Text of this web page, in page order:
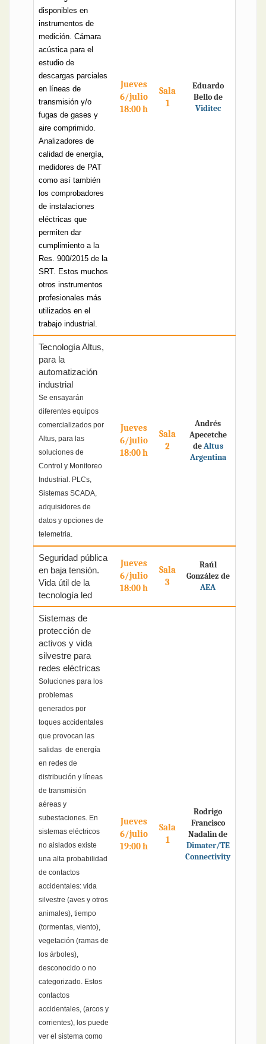
disponibles en
instrumentos de
medición. Cámara
acústica para el
estudio de
descargas parciales
en líneas de
transmisión y/o
fugas de gases y
aire comprimido.
Analizadores de
calidad de energía,
medidores de PAT
como así también
los comprobadores
de instalaciones
eléctricas que
permiten dar
cumplimiento a la
Res. 900/2015 de la
SRT. Estos muchos
otros instrumentos
profesionales más
utilizados en el
trabajo industrial.
Jueves
6/julio
18:00 h
Sala
1
Eduardo
Bello de
Viditec
Tecnología Altus,
para la
automatización
industrial
Se ensayarán
diferentes equipos
comercializados por
Altus, para las
soluciones de
Control y Monitoreo
Industrial. PLCs,
Sistemas SCADA,
adquisidores de
datos y opciones de
telemetria.
Jueves
6/julio
18:00 h
Sala
2
Andrés
Apecetche
deAltus
Argentina
Seguridad pública
en baja tensión.
Vida útil de la
tecnología led
Jueves
6/julio
18:00 h
Sala
3
Raúl
González de
AEA
Sistemas de
protección de
activos y vida
silvestre para
redes eléctricas
Soluciones para los
problemas
generados por
toques accidentales
que provocan las
salidas de energía
en redes de
distribución y líneas
de transmisión
aéreas y
subestaciones. En
sistemas eléctricos
no aislados existe
una alta probabilidad
de contactos
accidentales: vida
silvestre (aves y otros
animales), tiempo
(tormentas, viento),
vegetación (ramas de
los árboles),
desconocido o no
categorizado. Estos
contactos
accidentales, (arcos y
corrientes), los puede
ver el sistema como
Jueves
6/julio
19:00 h
Sala
1
Rodrigo
Francisco
Nadalin de
Dimater/TE
Connectivity